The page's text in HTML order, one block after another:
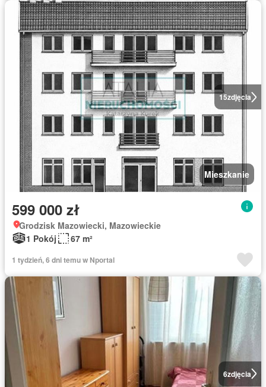
15zdjęcia
Mieszkanie
599 000 zł
Grodzisk Mazowiecki, Mazowieckie
1 Pokój
67 m²
1 tydzień, 6 dni temu w Nportal
6zdjęcia